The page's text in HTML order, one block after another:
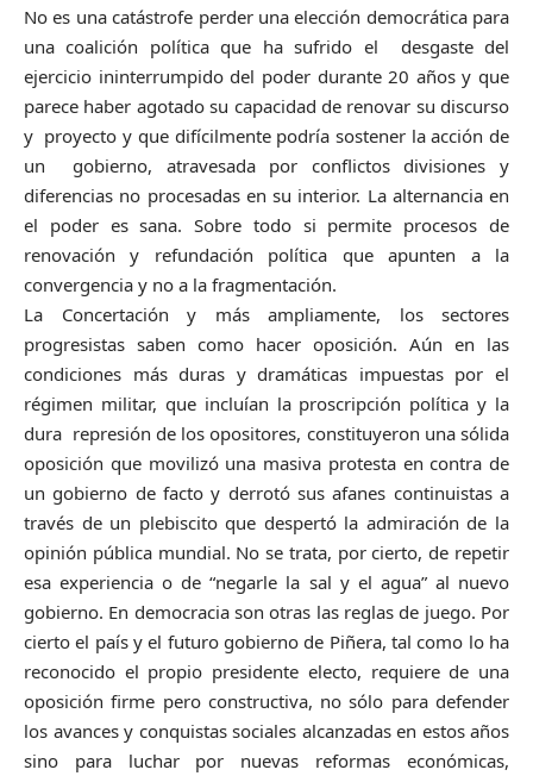
No es una catástrofe perder una elección democrática para
una coalición política que ha sufrido el desgaste del
ejercicio ininterrumpido del poder durante 20 años y que
parece haber agotado su capacidad de renovar su discurso
y proyecto y que difícilmente podría sostener la acción de
un gobierno, atravesada por conflictos divisiones y
diferencias no procesadas en su interior. La alternancia en
el poder es sana. Sobre todo si permite procesos de
renovación y refundación política que apunten a la
convergencia y no a la fragmentación.
La Concertación y más ampliamente, los sectores
progresistas saben como hacer oposición. Aún en las
condiciones más duras y dramáticas impuestas por el
régimen militar, que incluían la proscripción política y la
dura represión de los opositores, constituyeron una sólida
oposición que movilizó una masiva protesta en contra de
un gobierno de facto y derrotó sus afanes continuistas a
través de un plebiscito que despertó la admiración de la
opinión pública mundial. No se trata, por cierto, de repetir
esa experiencia o de “negarle la sal y el agua” al nuevo
gobierno. En democracia son otras las reglas de juego. Por
cierto el país y el futuro gobierno de Piñera, tal como lo ha
reconocido el propio presidente electo, requiere de una
oposición firme pero constructiva, no sólo para defender
los avances y conquistas sociales alcanzadas en estos años
sino para luchar por nuevas reformas económicas,